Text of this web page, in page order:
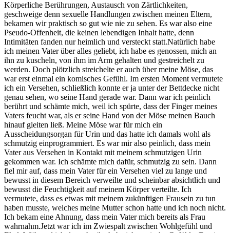
Körperliche Berührungen, Austausch von Zärtlichkeiten,
geschweige denn sexuelle Handlungen zwischen meinen Eltern,
bekamen wir praktisch so gut wie nie zu sehen. Es war also eine
Pseudo-Offenheit, die keinen lebendigen Inhalt hatte, denn
Intimitäten fanden nur heimlich und versteckt statt.Natürlich habe
ich meinen Vater über alles geliebt, ich habe es genossen, mich an
ihn zu kuscheln, von ihm im Arm gehalten und gestreichelt zu
werden. Doch plötzlich streichelte er auch über meine Möse, das
war erst einmal ein komisches Gefühl. Im ersten Moment vermutete
ich ein Versehen, schließlich konnte er ja unter der Bettdecke nicht
genau sehen, wo seine Hand gerade war. Dann war ich peinlich
berührt und schämte mich, weil ich spürte, dass der Finger meines
Vaters feucht war, als er seine Hand von der Möse meinen Bauch
hinauf gleiten ließ. Meine Möse war für mich ein
Ausscheidungsorgan für Urin und das hatte ich damals wohl als
schmutzig einprogrammiert. Es war mir also peinlich, dass mein
Vater aus Versehen in Kontakt mit meinem schmutzigen Urin
gekommen war. Ich schämte mich dafür, schmutzig zu sein. Dann
fiel mir auf, dass mein Vater für ein Versehen viel zu lange und
bewusst in diesem Bereich verweilte und scheinbar absichtlich und
bewusst die Feuchtigkeit auf meinem Körper verteilte. Ich
vermutete, dass es etwas mit meinem zukünftigen Frausein zu tun
haben musste, welches meine Mutter schon hatte und ich noch nicht.
Ich bekam eine Ahnung, dass mein Vater mich bereits als Frau
wahrnahm.Jetzt war ich im Zwiespalt zwischen Wohlgefühl und